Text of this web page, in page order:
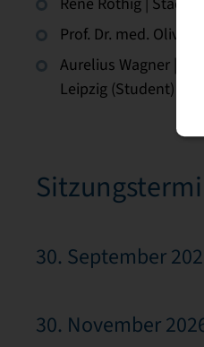
René Röthig |
Prof. Dr. med. Oliver
Aurelius Wagner |
Leipzig (Student)
30. September
30. November